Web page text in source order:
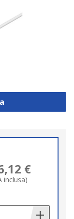
€
inclusa)